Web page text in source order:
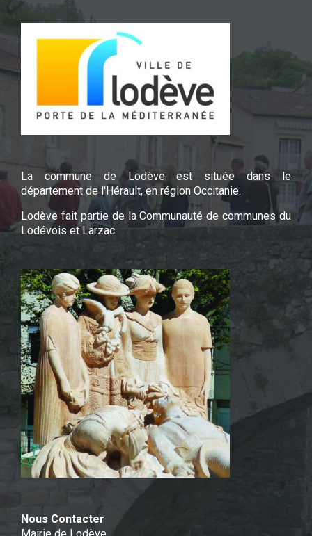
La commune de Lodève est située dans le
département de l'Hérault, en région Occitanie.
Lodève fait partie de la Communauté de communes du
Lodévois et Larzac.
Nous Contacter
Mairie de Lodève